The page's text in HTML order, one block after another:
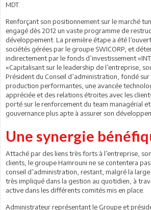
MDT.
Renforçant son positionnement sur le marché
engagé dès 2012 un vaste programme de
développement. La première étape a été
sociétés gérées par le groupe SWICORP, et
indirectement par le fonds d’investissement
«Capitalisant sur le leadership de l’entreprise,
Président du Conseil d’administration, fondé sur
production performantes, une avancée
appréciée et des relations étroites avec les
porté sur le renforcement du team managérial et
gouvernance plus apte à assurer son
Une synergie
Attaché par des liens très forts à l’entreprise,
clients, le groupe Hamrouni ne se contentera
conseil d’administration, restant, malgré la
très impliqué dans la gestion au quotidien, à
active dans les différents comités mis en place.
Administrateur représentant le Groupe et